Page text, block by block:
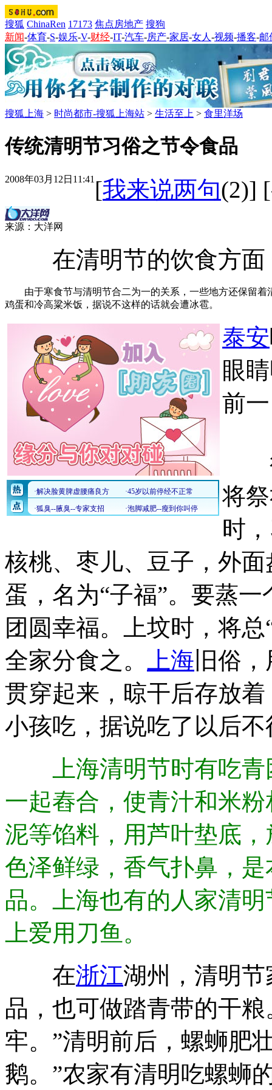
搜狐 ChinaRen 17173 焦点房地产 搜狗
新闻-体育-S-娱乐-V-财经-IT-汽车-房产-家居-女人 -视频-播客-邮
搜狐上海 > 时尚都市-搜狐上海站 > 生活至上 > 食里洋场
传统清明节习俗之节令食品
2008年03月12日11:41 [我来说两句(2)]
来源：大洋网
在清明节的饮食方面
由于寒食节与清明节合二为一的关系，一些地方还保留着
鸡蛋和冷高粱米饭，据说不这样的话就会遭冰雹。
泰安
眼
前
很
将
时
核桃、枣儿、豆子，外
蛋，名为“子福”。要蒸
团圆幸福。上坟时，将
全家分食之。
上海 旧俗
贯穿起来，晾干后存放
小孩吃，据说吃了以后
上海清明节时有吃青
一起舂合，使青汁和米
泥等馅料，用芦叶垫底
色泽鲜绿，香气扑鼻，
品。上海也有的人家清
上爱用刀鱼。
在浙江湖州，清明
品，也可做踏青带的干
牢。”清明前后，螺蛳肥
鹅。”农家有清明吃螺蛳